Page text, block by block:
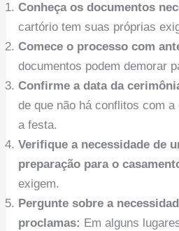
Conheça os documentos
cartório tem suas próprias
Comece o processo com
documentos podem demorar
Confirme a data da
de que não há conflitos com
a festa.
Verifique a necessidade de
preparação para o
exigem.
Pergunte sobre a
proclamas: Em alguns